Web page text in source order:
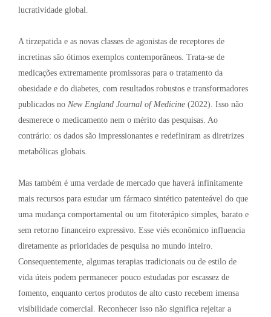
lucratividade global.
A tirzepatida e as novas classes de agonistas de receptores de
incretinas são ótimos exemplos contemporâneos. Trata-se de
medicações extremamente promissoras para o tratamento da
obesidade e do diabetes, com resultados robustos e transformadores
publicados no New England Journal of Medicine (2022). Isso não
desmerece o medicamento nem o mérito das pesquisas. Ao
contrário: os dados são impressionantes e redefiniram as diretrizes
metabólicas globais.
Mas também é uma verdade de mercado que haverá infinitamente
mais recursos para estudar um fármaco sintético patenteável do que
uma mudança comportamental ou um fitoterápico simples, barato e
sem retorno financeiro expressivo. Esse viés econômico influencia
diretamente as prioridades de pesquisa no mundo inteiro.
Consequentemente, algumas terapias tradicionais ou de estilo de
vida úteis podem permanecer pouco estudadas por escassez de
fomento, enquanto certos produtos de alto custo recebem imensa
visibilidade comercial. Reconhecer isso não significa rejeitar a